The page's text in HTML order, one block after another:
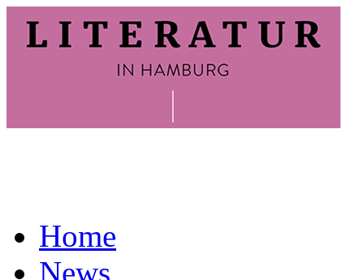
Home
News